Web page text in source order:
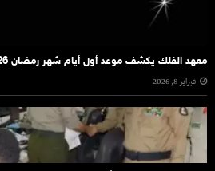
معهد الفلك يكشف موعد أول أيام شهر رمضان 2026
فبراير 8, 2026